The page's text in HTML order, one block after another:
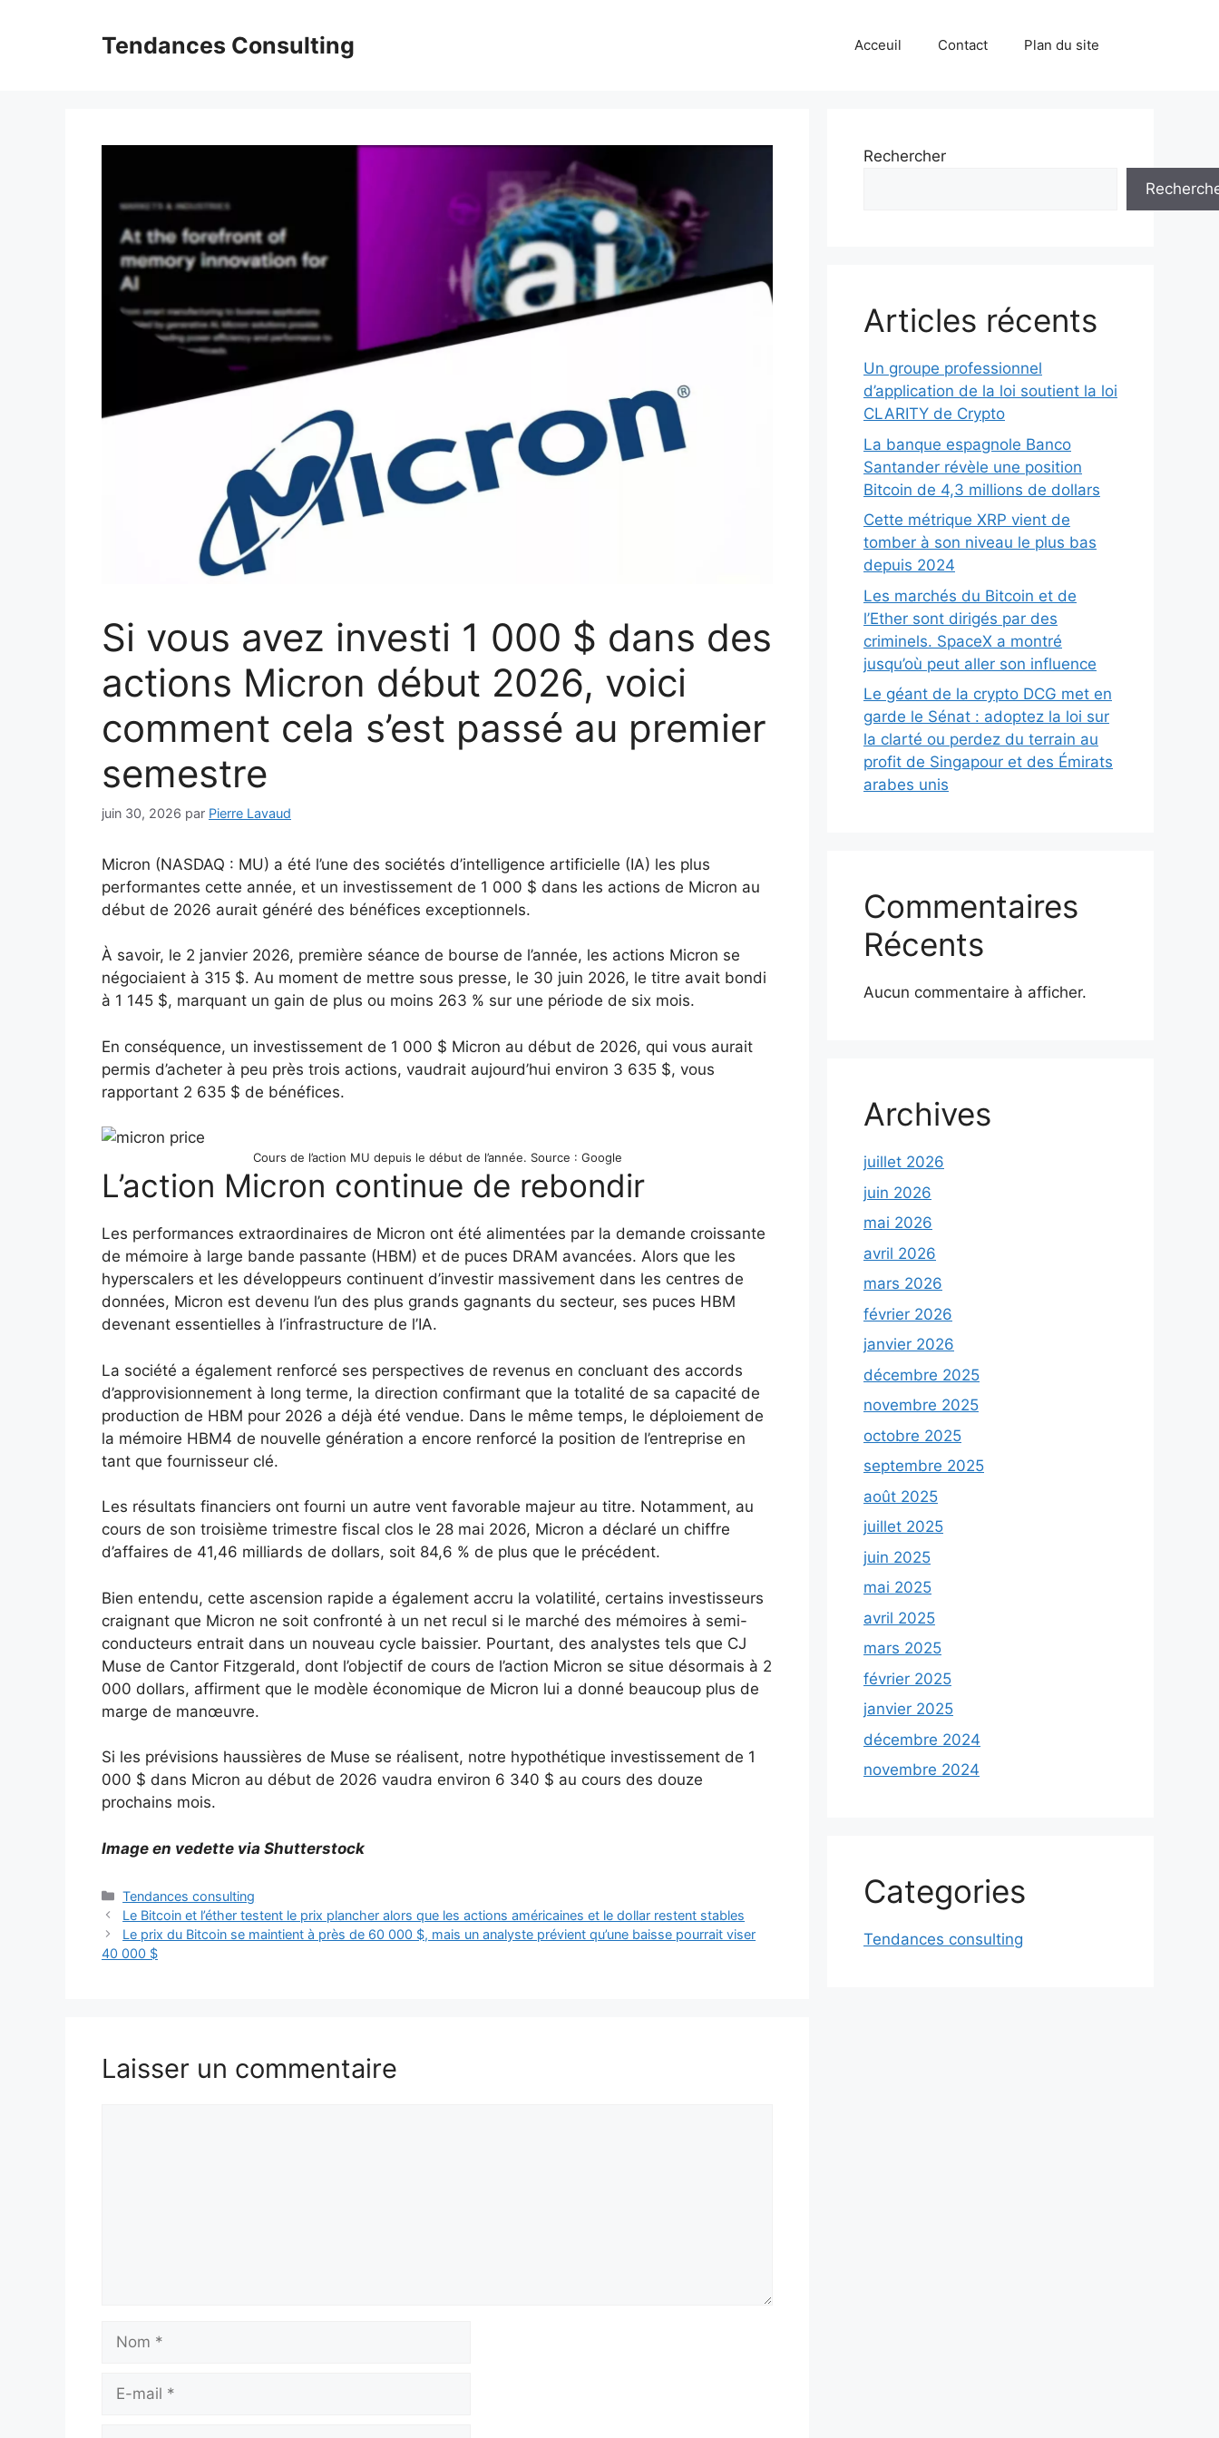
Tendances Consulting Acceuil Contact Plan du site
Si vous avez investi 1 000 $ dans des
actions Micron début 2026, voici
comment cela s’est passé au premier
semestre
juin 30, 2026 par Pierre Lavaud
Micron (NASDAQ : MU) a été l’une des sociétés d’intelligence artificielle (IA) les plus
performantes cette année, et un investissement de 1 000 $ dans les actions de Micron au
début de 2026 aurait généré des bénéfices exceptionnels.
À savoir, le 2 janvier 2026, première séance de bourse de l’année, les actions Micron se
négociaient à 315 $. Au moment de mettre sous presse, le 30 juin 2026, le titre avait bondi
à 1 145 $, marquant un gain de plus ou moins 263 % sur une période de six mois.
En conséquence, un investissement de 1 000 $ Micron au début de 2026, qui vous aurait
permis d’acheter à peu près trois actions, vaudrait aujourd’hui environ 3 635 $, vous
rapportant 2 635 $ de bénéfices.
Cours de l’action MU depuis le début de l’année. Source : Google
L’action Micron continue de rebondir
Les performances extraordinaires de Micron ont été alimentées par la demande croissante
de mémoire à large bande passante (HBM) et de puces DRAM avancées. Alors que les
hyperscalers et les développeurs continuent d’investir massivement dans les centres de
données, Micron est devenu l’un des plus grands gagnants du secteur, ses puces HBM
devenant essentielles à l’infrastructure de l’IA.
La société a également renforcé ses perspectives de revenus en concluant des accords
d’approvisionnement à long terme, la direction confirmant que la totalité de sa capacité de
production de HBM pour 2026 a déjà été vendue. Dans le même temps, le déploiement de
la mémoire HBM4 de nouvelle génération a encore renforcé la position de l’entreprise en
tant que fournisseur clé.
Les résultats financiers ont fourni un autre vent favorable majeur au titre. Notamment, au
cours de son troisième trimestre fiscal clos le 28 mai 2026, Micron a déclaré un chiffre
d’affaires de 41,46 milliards de dollars, soit 84,6 % de plus que le précédent.
Bien entendu, cette ascension rapide a également accru la volatilité, certains investisseurs
craignant que Micron ne soit confronté à un net recul si le marché des mémoires à semi-
conducteurs entrait dans un nouveau cycle baissier. Pourtant, des analystes tels que CJ
Muse de Cantor Fitzgerald, dont l’objectif de cours de l’action Micron se situe désormais à 2
000 dollars, affirment que le modèle économique de Micron lui a donné beaucoup plus de
marge de manœuvre.
Si les prévisions haussières de Muse se réalisent, notre hypothétique investissement de 1
000 $ dans Micron au début de 2026 vaudra environ 6 340 $ au cours des douze
prochains mois.
Image en vedette via Shutterstock
Catégories
Tendances consulting
Le Bitcoin et l’éther testent le prix plancher alors que les actions américaines et le dollar restent stables
Le prix du Bitcoin se maintient à près de 60 000 $, mais un analyste prévient qu’une baisse pourrait viser
40 000 $
Laisser un commentaire
mail
Rechercher
Articles récents
Un groupe professionnel
d’application de la loi soutient la loi
CLARITY de Crypto
La banque espagnole Banco
Santander révèle une position
Bitcoin de 4,3 millions de dollars
Cette métrique XRP vient de
tomber à son niveau le plus bas
depuis 2024
Les marchés du Bitcoin et de
l’Ether sont dirigés par des
criminels. SpaceX a montré
jusqu’où peut aller son influence
Le géant de la crypto DCG met en
garde le Sénat : adoptez la loi sur
la clarté ou perdez du terrain au
profit de Singapour et des Émirats
arabes unis
Commentaires
Récents
Aucun commentaire à afficher.
Archives
juillet 2026
juin 2026
mai 2026
avril 2026
mars 2026
février 2026
janvier 2026
décembre 2025
novembre 2025
octobre 2025
septembre 2025
août 2025
juillet 2025
juin 2025
mai 2025
avril 2025
mars 2025
février 2025
janvier 2025
décembre 2024
novembre 2024
Categories
Tendances consulting